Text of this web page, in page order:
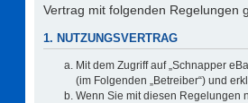
Vertrag mit folgenden Regelungen
1. NUTZUNGSVERTRAG
Mit dem Zugriff auf „Schnapper
(im Folgenden „Betreiber“) und
Wenn Sie mit diesen Regelungen